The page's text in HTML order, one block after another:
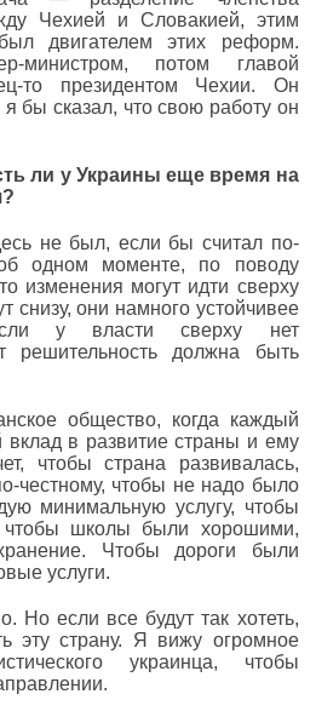
Чехией и Словакией, этим
двигателем этих реформ.
министром, потом главой
то президентом Чехии. Он
бы сказал, что свою работу он
ли у Украины еще время на
не был, если бы считал по-
одном моменте, по поводу
изменения могут идти сверху
снизу, они намного устойчивее
у власти сверху нет
решительность должна быть
общество, когда каждый
вклад в развитие страны и ему
чтобы страна развивалась,
честному, чтобы не надо было
минимальную услугу, чтобы
школы были хорошими,
Чтобы дороги были
услуги.
Но если все будут так хотеть,
эту страну. Я вижу огромное
украинца, чтобы